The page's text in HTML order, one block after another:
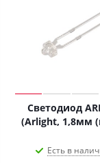
Светодиод
(Arlight, 1,8мм
Есть в